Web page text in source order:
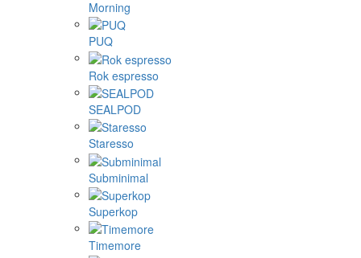
Morning
PUQ
Rok espresso
SEALPOD
Staresso
Subminimal
Superkop
Timemore